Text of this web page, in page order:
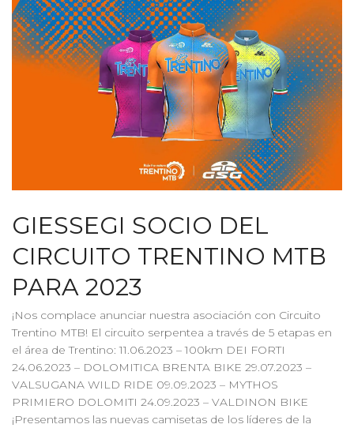
GIESSEGI SOCIO DEL
CIRCUITO TRENTINO MTB
PARA 2023
¡Nos complace anunciar nuestra asociación con Circuito
Trentino MTB! El circuito serpentea a través de 5 etapas en
el área de Trentino: 11.06.2023 – 100km DEI FORTI
24.06.2023 – DOLOMITICA BRENTA BIKE 29.07.2023 –
VALSUGANA WILD RIDE 09.09.2023 – MYTHOS
PRIMIERO DOLOMITI 24.09.2023 – VALDINON BIKE
¡Presentamos las nuevas camisetas de los líderes de la